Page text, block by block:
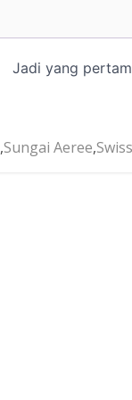
,Sungai Aeree,Swiss